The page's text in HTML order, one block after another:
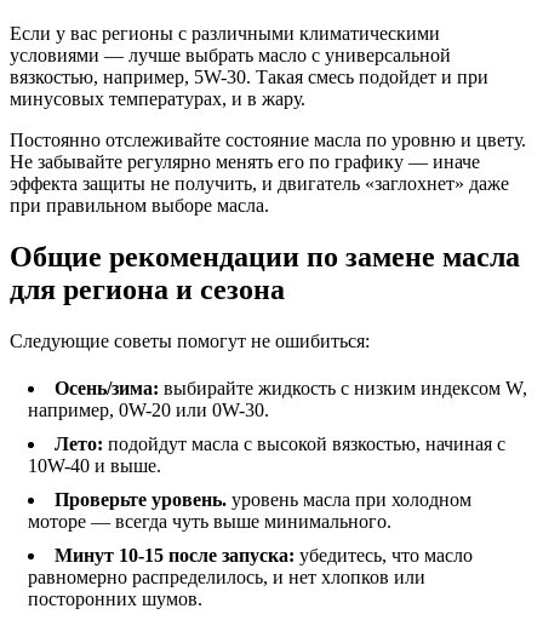
Если у вас регионы с различными климатическими
условиями — лучше выбрать масло с универсальной
вязкостью, например, 5W-30. Такая смесь подойдет и при
минусовых температурах, и в жару.
Постоянно отслеживайте состояние масла по уровню и цвету.
Не забывайте регулярно менять его по графику — иначе
эффекта защиты не получить, и двигатель «заглохнет» даже
при правильном выборе масла.
Общие рекомендации по замене масла
для региона и сезона
Следующие советы помогут не ошибиться:
Осень/зима: выбирайте жидкость с низким индексом W,
например, 0W-20 или 0W-30.
Лето: подойдут масла с высокой вязкостью, начиная с
10W-40 и выше.
Проверьте уровень. уровень масла при холодном
моторе — всегда чуть выше минимального.
Минут 10-15 после запуска: убедитесь, что масло
равномерно распределилось, и нет хлопков или
посторонних шумов.